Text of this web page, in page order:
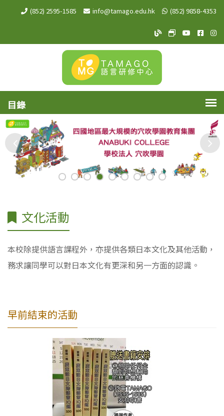
(852) 2595-1585 info@tamago.edu.hk (852) 9858-4353
TAMAGO Blog
TAMAGO MeWe
TAMAGO
文化活動
本校除提供語言課程外，亦提供各類日本文化及其他活動，
務求讓同學可以對日本文化有更深和另一方面的認識。
早前結束的活動